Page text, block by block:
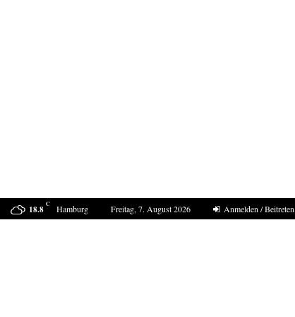
18.8 C Hamburg Freitag, 7. August 2026 Anmelden / Beitreten
Bestell-Scam – eine neue Masche